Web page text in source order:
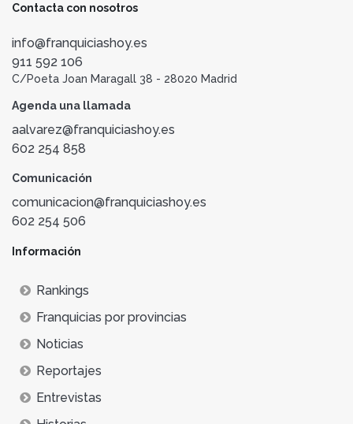
Contacta con nosotros
info@franquiciashoy.es
911 592 106
C/Poeta Joan Maragall 38 - 28020 Madrid
Agenda una llamada
aalvarez@franquiciashoy.es
602 254 858
Comunicación
comunicacion@franquiciashoy.es
602 254 506
Información
Rankings
Franquicias por provincias
Noticias
Reportajes
Entrevistas